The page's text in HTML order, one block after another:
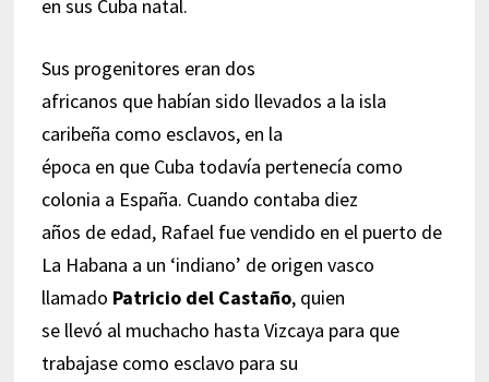
en sus Cuba natal.
Sus progenitores eran dos
africanos que habían sido llevados a la isla
caribeña como esclavos, en la
época en que Cuba todavía pertenecía como
colonia a España. Cuando contaba diez
años de edad, Rafael fue vendido en el puerto de
La Habana a un ‘indiano’ de origen vasco
llamado Patricio del Castaño, quien
se llevó al muchacho hasta Vizcaya para que
trabajase como esclavo para su